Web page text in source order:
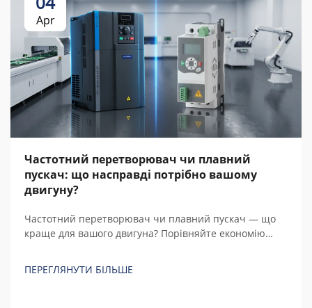
Apr
Частотний перетворювач чи плавний
пускач: що насправді потрібно вашому
двигуну?
Частотний перетворювач чи плавний пускач — що
краще для вашого двигуна? Порівняйте економію
розрахунками перед покупкою.
ПЕРЕГЛЯНУТИ БІЛЬШЕ